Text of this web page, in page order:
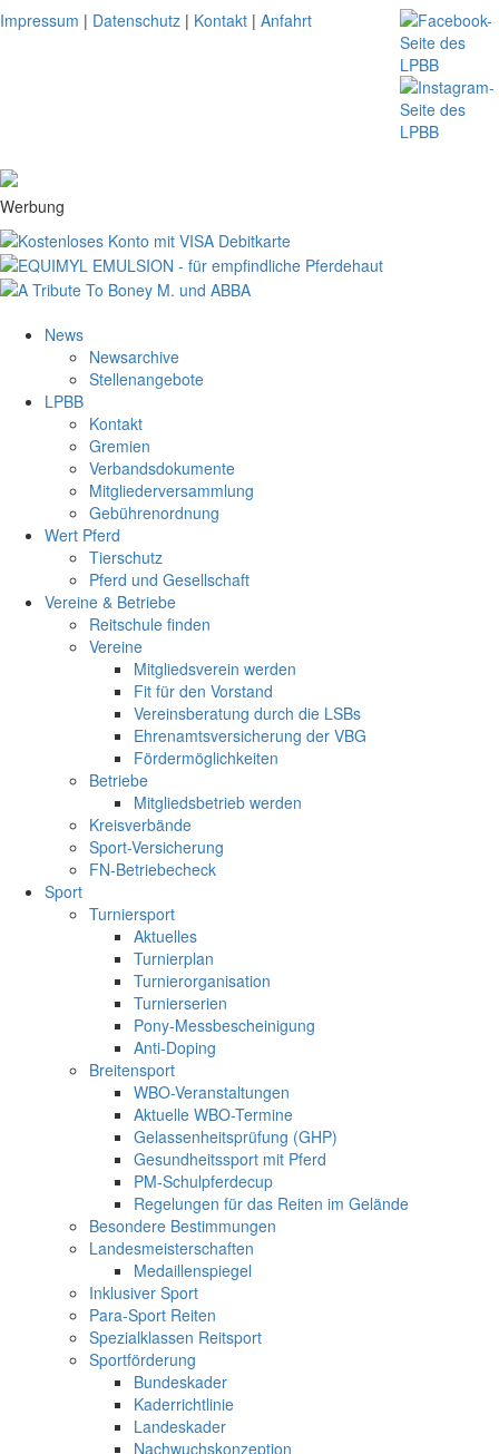
Impressum | Datenschutz | Kontakt | Anfahrt
Werbung
News
Newsarchive
Stellenangebote
LPBB
Kontakt
Gremien
Verbandsdokumente
Mitgliederversammlung
Gebührenordnung
Wert Pferd
Tierschutz
Pferd und Gesellschaft
Vereine & Betriebe
Reitschule finden
Vereine
Mitgliedsverein werden
Fit für den Vorstand
Vereinsberatung durch die LSBs
Ehrenamtsversicherung der VBG
Fördermöglichkeiten
Betriebe
Mitgliedsbetrieb werden
Kreisverbände
Sport-Versicherung
FN-Betriebecheck
Sport
Turniersport
Aktuelles
Turnierplan
Turnierorganisation
Turnierserien
Pony-Messbescheinigung
Anti-Doping
Breitensport
WBO-Veranstaltungen
Aktuelle WBO-Termine
Gelassenheitsprüfung (GHP)
Gesundheitssport mit Pferd
PM-Schulpferdecup
Regelungen für das Reiten im Gelände
Besondere Bestimmungen
Landesmeisterschaften
Medaillenspiegel
Inklusiver Sport
Para-Sport Reiten
Spezialklassen Reitsport
Sportförderung
Bundeskader
Kaderrichtlinie
Landeskader
Nachwuchskonzeption